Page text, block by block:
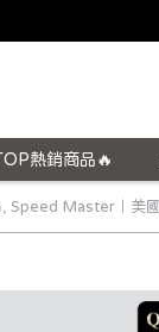
熱銷商品🔥
Speed Master｜美